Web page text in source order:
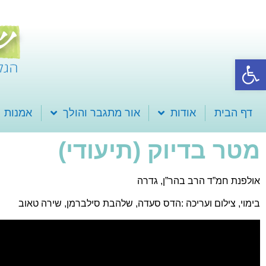
פתח סרגל נגישות
דף הבית אודות אור מתגבר והולך אמנות
מטר בדיוק (תיעודי)
אולפנת חמ”ד הרב בהר”ן, גדרה
בימוי, צילום ועריכה :הדס סעדה, שלהבת סילברמן, שירה טאוב